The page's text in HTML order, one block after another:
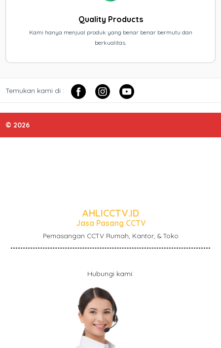
Quality Products
Kami hanya menjual produk yang benar benar bermutu dan
berkualitas.
Temukan kami di :
© 2026
AHLICCTV.ID
Jasa Pasang CCTV
Pemasangan CCTV Rumah, Kantor, & Toko
Hubungi kami: